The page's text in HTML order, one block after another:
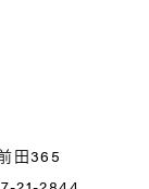
田365